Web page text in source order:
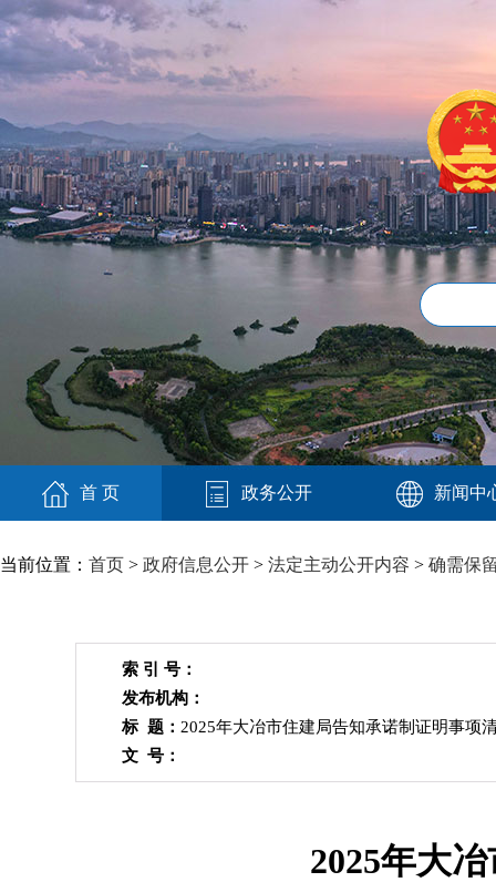
首 页 政务公开 新闻中
当前位置： 首页 > 政府信息公开 > 法定主动公开内容 > 确需保
索 引 号：
发布机构：
标 题： 2025年大冶市住建局告知承诺制证明事项
文 号：
2025年大